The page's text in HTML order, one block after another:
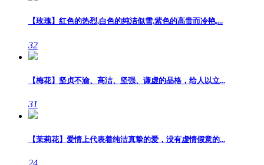
【玫瑰】红色的热烈,白色的纯洁似雪,紫色的高贵而冷艳,...
32
【梅花】坚贞不渝、高洁、坚强、谦虚的品格，给人以立...
31
【茉莉花】爱情上代表着纯洁真挚的爱，没有虚情假意的...